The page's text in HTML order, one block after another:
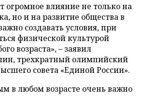
огромное влияние не только на
но и на развитие общества в
создавать условия, при
физической культурой
возраста», – заявил
трехкратный олимпийский
совета «Единой России».
в любом возрасте очень важно